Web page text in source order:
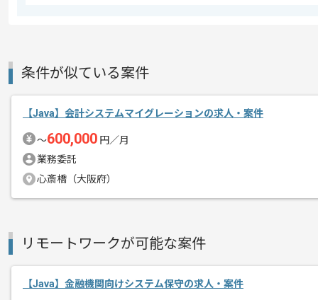
複数案件を保有している企業ですので、
条件が似ている案件
【Java】会計システムマイグレーションの求人・案件
〜600,000 円／月
業務委託
心斎橋（大阪府）
リモートワークが可能な案件
【Java】金融機関向けシステム保守の求人・案件